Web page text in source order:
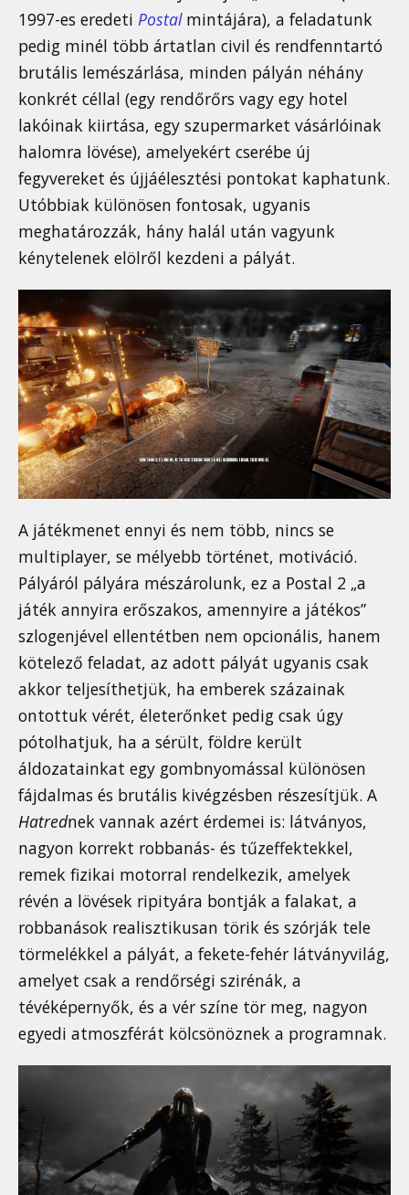
1997-es eredeti Postalmintájára), a feladatunk
pedig minél több ártatlan civil és rendfenntartó
brutális lemészárlása, minden pályán néhány
konkrét céllal (egy rendőrőrs vagy egy hotel
lakóinak kiirtása, egy szupermarket vásárlóinak
halomra lövése), amelyekért cserébe új
fegyvereket és újjáélesztési pontokat kaphatunk.
Utóbbiak különösen fontosak, ugyanis
meghatározzák, hány halál után vagyunk
kénytelenek elölről kezdeni a pályát.
A játékmenet ennyi és nem több, nincs se
multiplayer, se mélyebb történet, motiváció.
Pályáról pályára mészárolunk, ez a Postal 2 „a
játék annyira erőszakos, amennyire a játékos”
szlogenjével ellentétben nem opcionális, hanem
kötelező feladat, az adott pályát ugyanis csak
akkor teljesíthetjük, ha emberek százainak
ontottuk vérét, életerőnket pedig csak úgy
pótolhatjuk, ha a sérült, földre került
áldozatainkat egy gombnyomással különösen
fájdalmas és brutális kivégzésben részesítjük. A
Hatrednek vannak azért érdemei is: látványos,
nagyon korrekt robbanás- és tűzeffektekkel,
remek fizikai motorral rendelkezik, amelyek
révén a lövések ripityára bontják a falakat, a
robbanások realisztikusan törik és szórják tele
törmelékkel a pályát, a fekete-fehér látványvilág,
amelyet csak a rendőrségi szirénák, a
tévéképernyők, és a vér színe tör meg, nagyon
egyedi atmoszférát kölcsönöznek a programnak.